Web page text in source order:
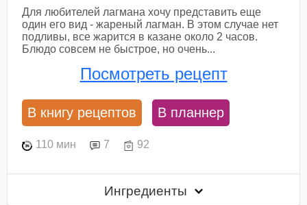
Для любителей лагмана хочу представить еще
один его вид - жареный лагман. В этом случае нет
подливы, все жарится в казане около 2 часов.
Блюдо совсем не быстрое, но очень...
Посмотреть рецепт
В книгу рецептов В планнер
110 мин 7 92
Ингредиенты